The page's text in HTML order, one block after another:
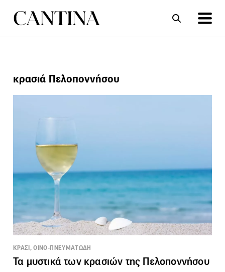
ΣΥΝΤΑΓΕΣ
κρασιά Πελοποννήσου
ΚΡΑΣΙ, ΟΙΝΟ-ΠΝΕΥΜΑΤΩΔΗ
Τα μυστικά των κρασιών της Πελοποννήσου